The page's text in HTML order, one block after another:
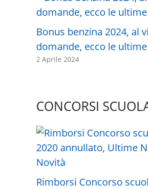
Bonus benzina 2024, al
domande, ecco le
2 Aprile 2024
CONCORSI
Rimborsi Concorso